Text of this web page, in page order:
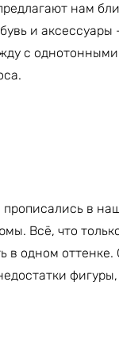
нам
и
с
в
Всё, что
в одном оттенке.